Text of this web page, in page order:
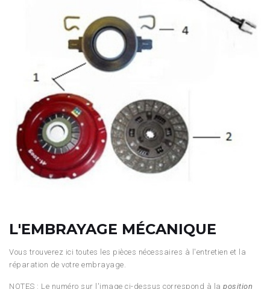
L'EMBRAYAGE MÉCANIQUE
Vous trouverez ici toutes les pièces nécessaires à l'entretien et la
réparation de votre embrayage.
NOTES : Le numéro sur l'image ci-dessus correspond à la position